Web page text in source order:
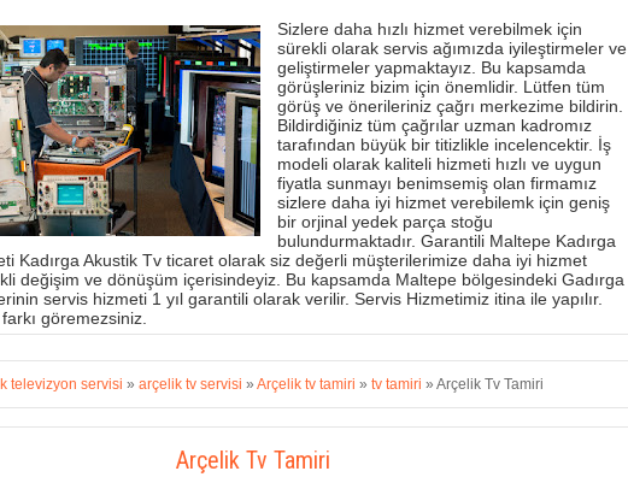
Sizlere daha hızlı hizmet verebilmek için
sürekli olarak servis ağımızda iyileştirmeler ve
geliştirmeler yapmaktayız. Bu kapsamda
görüşleriniz bizim için önemlidir. Lütfen tüm
görüş ve önerileriniz çağrı merkezime bildirin.
Bildirdiğiniz tüm çağrılar uzman kadromız
tarafından büyük bir titizlikle incelencektir. İş
modeli olarak kaliteli hizmeti hızlı ve uygun
fiyatla sunmayı benimsemiş olan firmamız
sizlere daha iyi hizmet verebilemk için geniş
bir orjinal yedek parça stoğu
bulundurmaktadır. Garantili Maltepe Kadırga
Kadırga Akustik Tv ticaret olarak siz değerli müşterilerimize daha iyi hizmet
değişim ve dönüşüm içerisindeyiz. Bu kapsamda Maltepe bölgesindeki Gadırga
servis hizmeti 1 yıl garantili olarak verilir. Servis Hizmetimiz itina ile yapılır.
göremezsiniz.
televizyon servisi » arçelik tv servisi » Arçelik tv tamiri » tv tamiri » Arçelik Tv Tamiri
Arçelik Tv Tamiri